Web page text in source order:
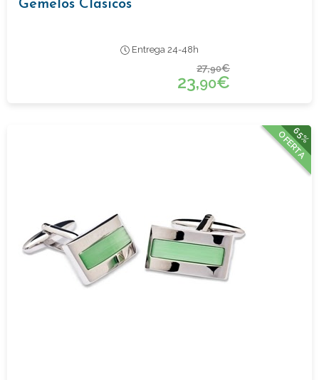
Gemelos Clasicos
Entrega 24-48h
27,90€
23,90€
65%
OFERTA